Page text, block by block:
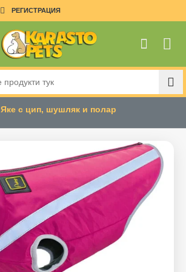
РЕГИСТРАЦИЯ
Яке с цип, шушляк и полар